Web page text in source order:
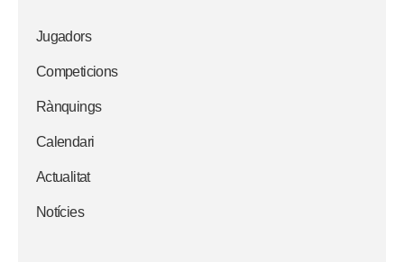
Jugadors
Competicions
Rànquings
Calendari
Actualitat
Notícies